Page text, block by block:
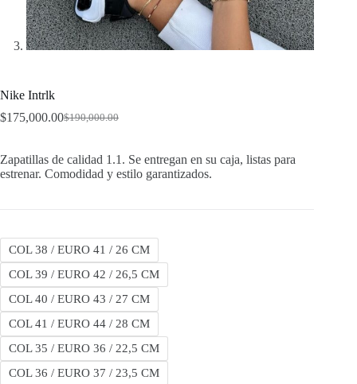
Nike Intrlk
$190,000.00
Original
was:
$190,000.00.
$175,000.00Current
$175,000.00.
Zapatillas de calidad 1.1. Se entregan en su caja, listas para
estrenar. Comodidad y estilo garantizados.
COL 38 / EURO 41 / 26 CM
COL 39 / EURO 42 / 26,5 CM
COL 40 / EURO 43 / 27 CM
COL 41 / EURO 44 / 28 CM
COL 35 / EURO 36 / 22,5 CM
COL 36 / EURO 37 / 23,5 CM